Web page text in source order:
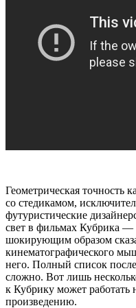
Геометрическая точность
со стедикамом,
футуристические
свет в фильмах Кубрика —
шокирующим образом
кинематографического
него. Полный список
сложно. Вот лишь
к Кубрику может работать
произведению.